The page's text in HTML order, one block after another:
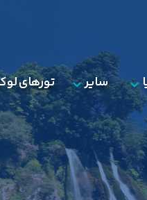
سایر تورهای